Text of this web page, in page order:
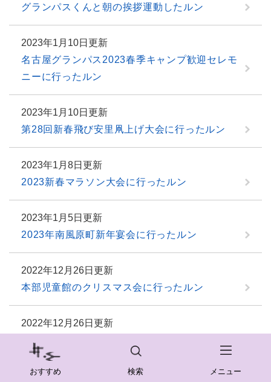
おすすめ 検索 メニュー
グランパスくんと朝の挨拶運動したルン
2023年1月10日更新
名古屋グランパス2023春季キャンプ歓迎セレモ
ニーに行ったルン
2023年1月10日更新
第28回新春飛び安里凧上げ大会に行ったルン
2023年1月8日更新
2023新春マラソン大会に行ったルン
2023年1月5日更新
2023年南風原町新年宴会に行ったルン
2022年12月26日更新
本部児童館のクリスマス会に行ったルン
2022年12月26日更新
2022年12月19日更新